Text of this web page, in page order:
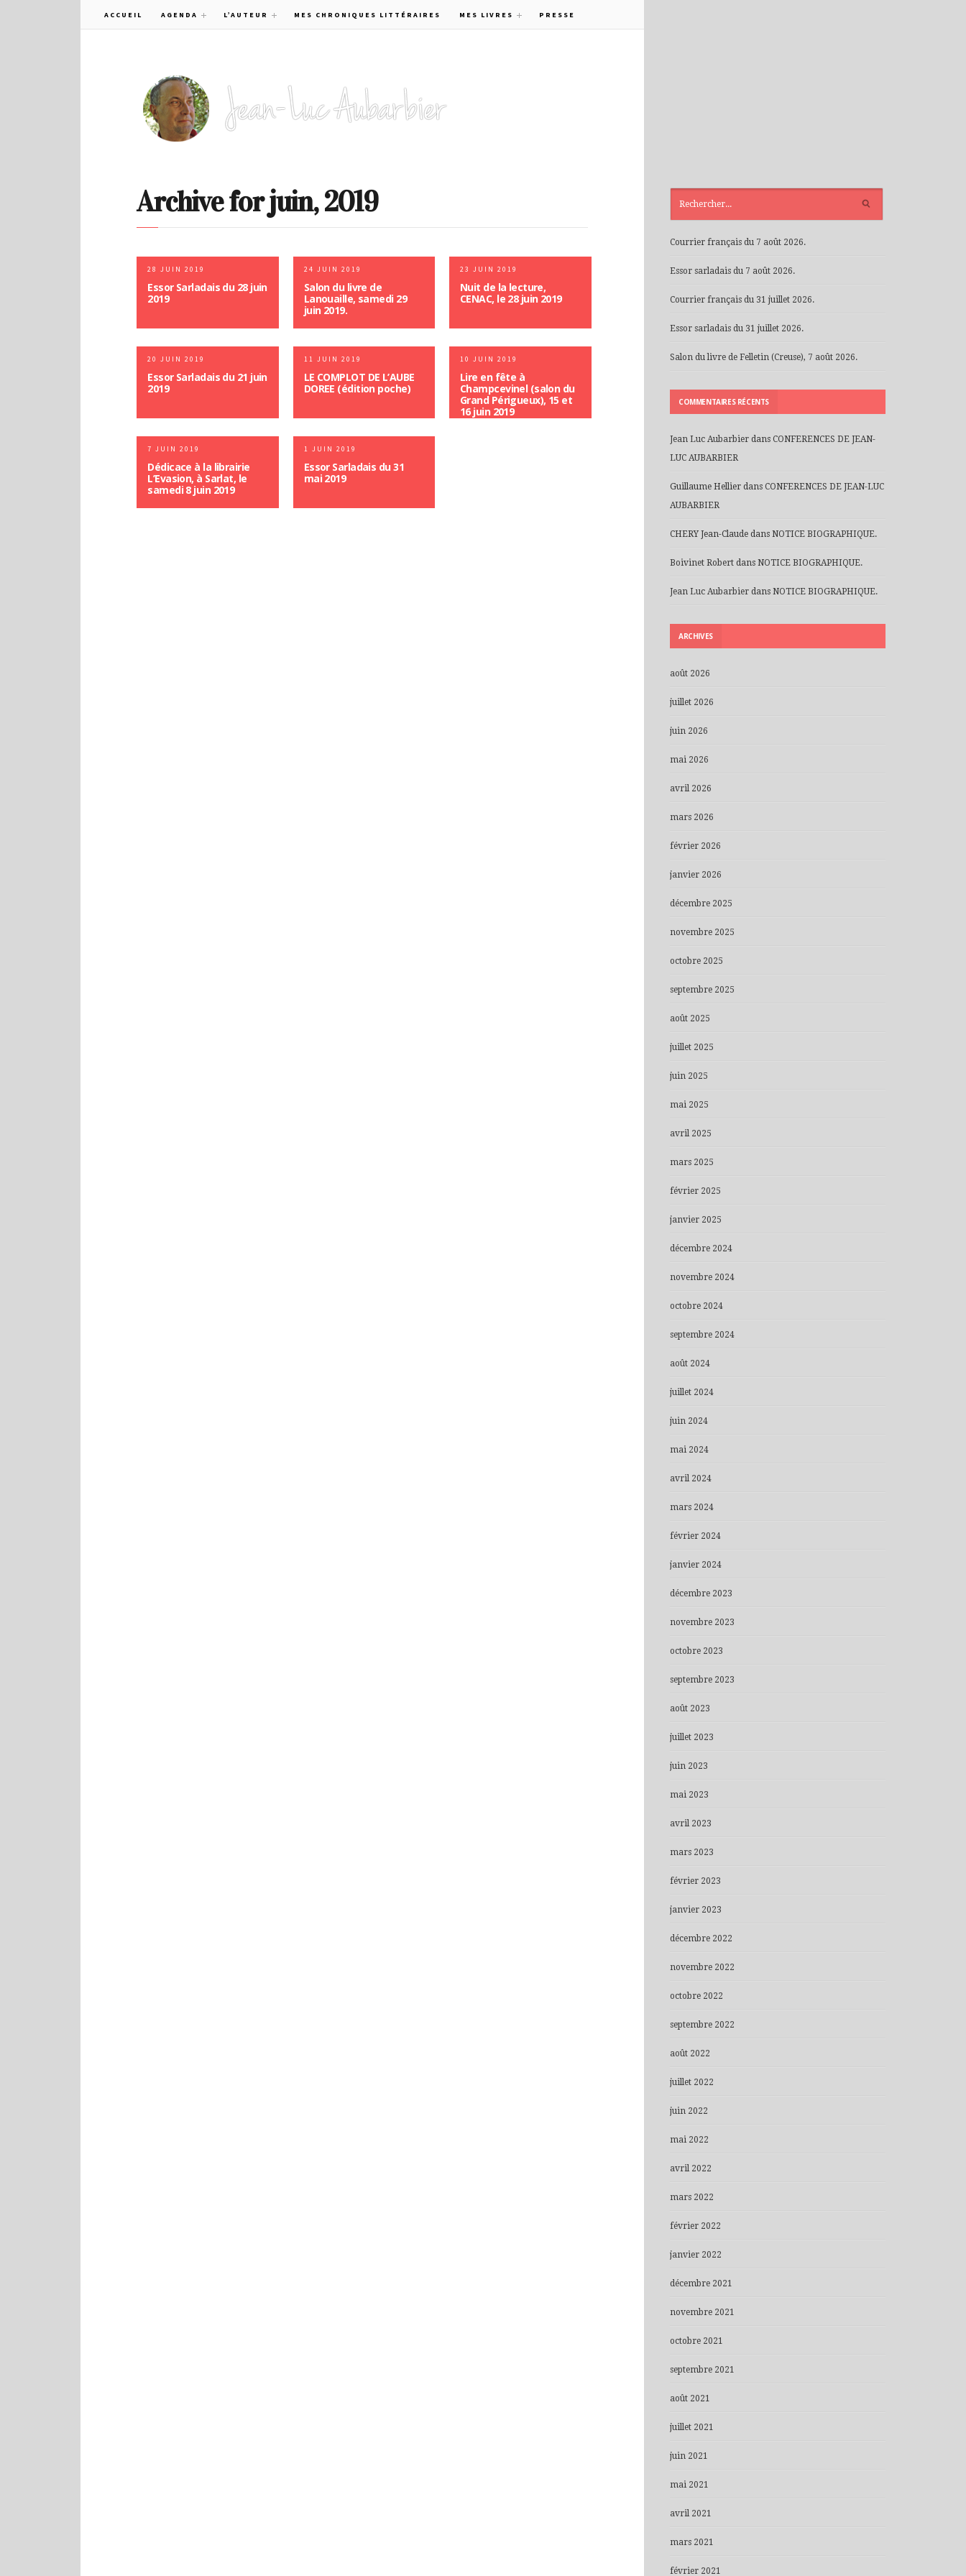
ACCUEIL AGENDA L’AUTEUR MES CHRONIQUES LITTÉRAIRES MES LIVRES PRESSE
Archive for juin, 2019
28 JUIN 2019
Essor Sarladais du 28 juin
2019
24 JUIN 2019
Salon du livre de
Lanouaille, samedi 29
juin 2019.
23 JUIN 2019
Nuit de la lecture,
CENAC, le 28 juin 2019
20 JUIN 2019
Essor Sarladais du 21 juin
2019
11 JUIN 2019
LE COMPLOT DE L’AUBE
DOREE (édition poche)
10 JUIN 2019
Lire en fête à
Champcevinel (salon du
Grand Périgueux), 15 et
16 juin 2019
7 JUIN 2019
Dédicace à la librairie
L’Evasion, à Sarlat, le
samedi 8 juin 2019
1 JUIN 2019
Essor Sarladais du 31
mai 2019
Courrier français du 7 août 2026.
Essor sarladais du 7 août 2026.
Courrier français du 31 juillet 2026.
Essor sarladais du 31 juillet 2026.
Salon du livre de Felletin (Creuse), 7 août 2026.
COMMENTAIRES RÉCENTS
Jean Luc Aubarbier dans CONFERENCES DE JEAN-
LUC AUBARBIER
Guillaume Hellier dans CONFERENCES DE JEAN-LUC
AUBARBIER
CHERY Jean-Claude dans NOTICE BIOGRAPHIQUE.
Boivinet Robert dans NOTICE BIOGRAPHIQUE.
Jean Luc Aubarbier dans NOTICE BIOGRAPHIQUE.
ARCHIVES
août 2026
juillet 2026
juin 2026
mai 2026
avril 2026
mars 2026
février 2026
janvier 2026
décembre 2025
novembre 2025
octobre 2025
septembre 2025
août 2025
juillet 2025
juin 2025
mai 2025
avril 2025
mars 2025
février 2025
janvier 2025
décembre 2024
novembre 2024
octobre 2024
septembre 2024
août 2024
juillet 2024
juin 2024
mai 2024
avril 2024
mars 2024
février 2024
janvier 2024
décembre 2023
novembre 2023
octobre 2023
septembre 2023
août 2023
juillet 2023
juin 2023
mai 2023
avril 2023
mars 2023
février 2023
janvier 2023
décembre 2022
novembre 2022
octobre 2022
septembre 2022
août 2022
juillet 2022
juin 2022
mai 2022
avril 2022
mars 2022
février 2022
janvier 2022
décembre 2021
novembre 2021
octobre 2021
septembre 2021
août 2021
juillet 2021
juin 2021
mai 2021
avril 2021
mars 2021
février 2021